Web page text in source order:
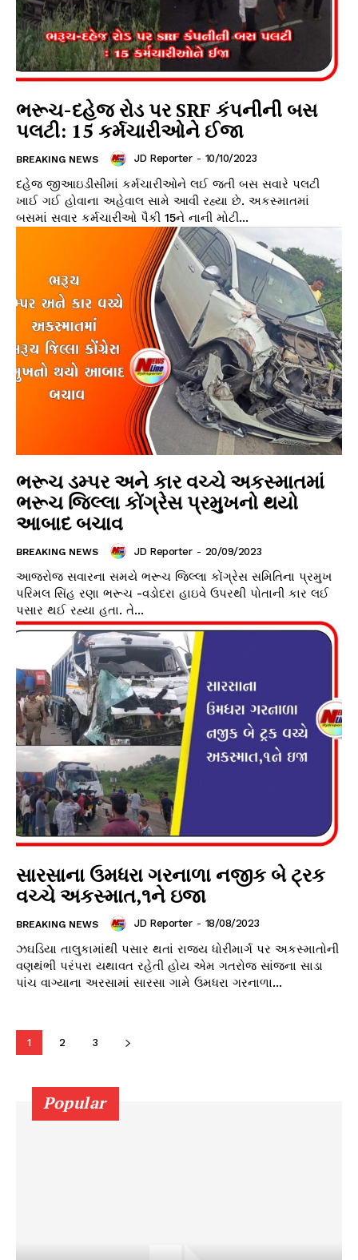
ભરૂચ-દહેજ રોડ પર SRF કંપનીની બસ
પલટી: 15 કર્મચારીઓને ઈજા
BREAKING NEWS JD Reporter - 10/10/2023
દહેજ જીઆઇડીસીમાં કર્મચારીઓને લઈ જતી બસ સવારે પલટી
ખાઈ ગઈ હોવાના અહેવાલ સામે આવી રહ્યા છે. અકસ્માતમાં
બસમાં સવાર કર્મચારીઓ પૈકી 15ને નાની મોટી...
ભરૂચ ડમ્પર અને કાર વચ્ચે અકસ્માતમાં
ભરૂચ જિલ્લા કોંગ્રેસ પ્રમુખનો થયો
આબાદ બચાવ
BREAKING NEWS JD Reporter - 20/09/2023
આજરોજ સવારના સમયે ભરૂચ જિલ્લા કોંગ્રેસ સમિતિના પ્રમુખ
પરિમલ સિંહ રણા ભરૂચ -વડોદરા હાઇવે ઉપરથી પોતાની કાર લઈ
પસાર થઈ રહ્યા હતા. તે...
સારસાના ઉમધરા ગરનાળા નજીક બે ટ્રક
વચ્ચે અકસ્માત,૧ને ઇજા
BREAKING NEWS JD Reporter - 18/08/2023
ઝઘડિયા તાલુકામાંથી પસાર થતાં રાજ્ય ધોરીમાર્ગ પર અકસ્માતોની
વણથંભી પરંપરા યથાવત રહેતી હોય એમ ગતરોજ સાંજના સાડા
પાંચ વાગ્યાના અરસામાં સારસા ગામે ઉમધરા ગરનાળા...
1 2 3
Popular